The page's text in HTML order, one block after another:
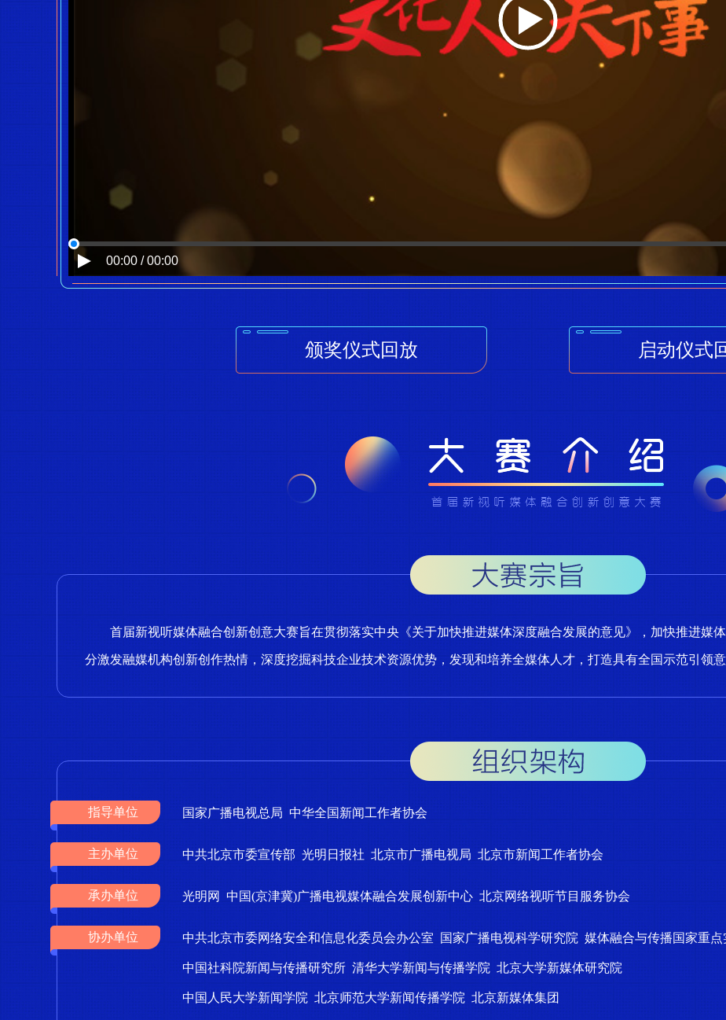
00:00 / 00:00
颁奖仪式回放 启动仪式
首届新视听媒体融合创新创意大赛旨在贯彻落实中央《关于加快推进媒体深度融合发展的意见》，加快推进媒
分激发融媒机构创新创作热情，深度挖掘科技企业技术资源优势，发现和培养全媒体人才，打造具有全国示范引领
指导单位 国家广播电视总局 中华全国新闻工作者协会
主办单位 中共北京市委宣传部 光明日报社 北京市广播电视局 北京市新闻工作者协会
承办单位 光明网 中国(京津冀)广播电视媒体融合发展创新中心 北京网络视听节目服务协会
协办单位 中共北京市委网络安全和信息化委员会办公室 国家广播电视科学研究院 媒体融合与传播国家重点
中国社科院新闻与传播研究所 清华大学新闻与传播学院 北京大学新媒体研究院
中国人民大学新闻学院 北京师范大学新闻传播学院 北京新媒体集团